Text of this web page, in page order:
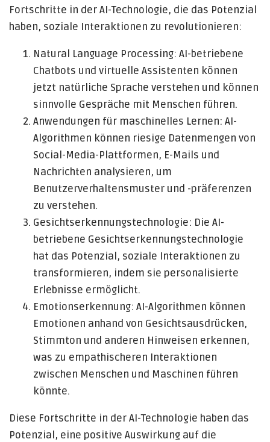
Fortschritte in der AI-Technologie, die das Potenzial
haben, soziale Interaktionen zu revolutionieren:
Natural Language Processing: AI-betriebene
Chatbots und virtuelle Assistenten können
jetzt natürliche Sprache verstehen und können
sinnvolle Gespräche mit Menschen führen.
Anwendungen für maschinelles Lernen: AI-
Algorithmen können riesige Datenmengen von
Social-Media-Plattformen, E-Mails und
Nachrichten analysieren, um
Benutzerverhaltensmuster und -präferenzen
zu verstehen.
Gesichtserkennungstechnologie: Die AI-
betriebene Gesichtserkennungstechnologie
hat das Potenzial, soziale Interaktionen zu
transformieren, indem sie personalisierte
Erlebnisse ermöglicht.
Emotionserkennung: AI-Algorithmen können
Emotionen anhand von Gesichtsausdrücken,
Stimmton und anderen Hinweisen erkennen,
was zu empathischeren Interaktionen
zwischen Menschen und Maschinen führen
könnte.
Diese Fortschritte in der AI-Technologie haben das
Potenzial, eine positive Auswirkung auf die